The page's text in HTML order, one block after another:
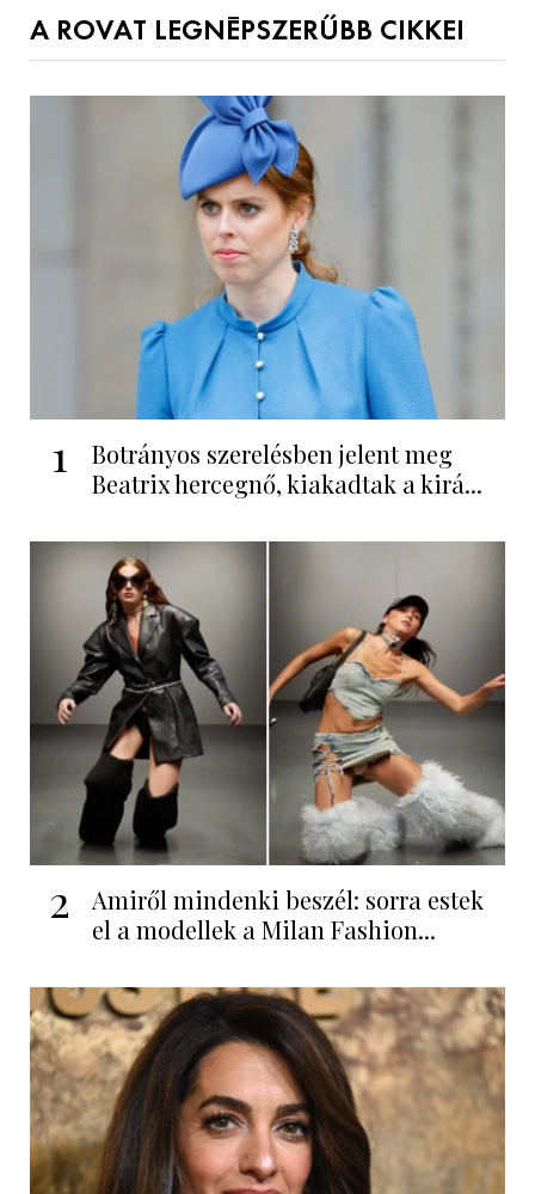
A ROVAT LEGNÉPSZERŰBB CIKKEI
1
Botrányos szerelésben jelent meg
Beatrix hercegnő, kiakadtak a kirá...
2
Amiről mindenki beszél: sorra estek
el a modellek a Milan Fashion...